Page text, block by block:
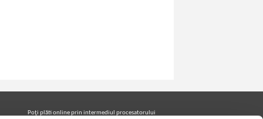
Poţi plăti online prin intermediul procesatorului